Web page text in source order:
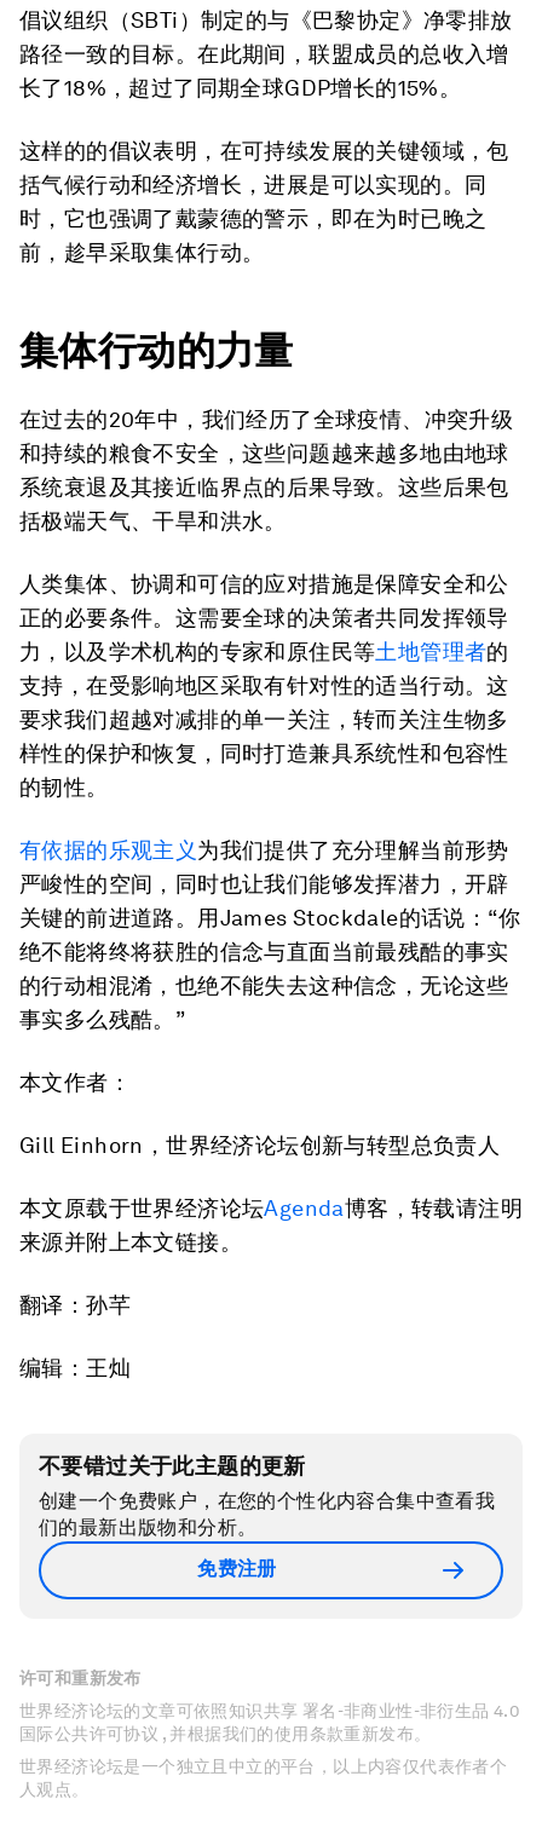
倡议组织（SBTi）制定的与《巴黎协定》净零排放
路径一致的目标。在此期间，联盟成员的总收入增
长了18%，超过了同期全球GDP增长的15%。
这样的的倡议表明，在可持续发展的关键领域，包
括气候行动和经济增长，进展是可以实现的。同
时，它也强调了戴蒙德的警示，即在为时已晚之
前，趁早采取集体行动。
集体行动的力量
在过去的20年中，我们经历了全球疫情、冲突升级
和持续的粮食不安全，这些问题越来越多地由地球
系统衰退及其接近临界点的后果导致。这些后果包
括极端天气、干旱和洪水。
人类集体、协调和可信的应对措施是保障安全和公
正的必要条件。这需要全球的决策者共同发挥领导
力，以及学术机构的专家和原住民等土地管理者的
支持，在受影响地区采取有针对性的适当行动。这
要求我们超越对减排的单一关注，转而关注生物多
样性的保护和恢复，同时打造兼具系统性和包容性
的韧性。
有依据的乐观主义为我们提供了充分理解当前形势
严峻性的空间，同时也让我们能够发挥潜力，开辟
关键的前进道路。用James Stockdale的话说：“你
绝不能将终将获胜的信念与直面当前最残酷的事实
的行动相混淆，也绝不能失去这种信念，无论这些
事实多么残酷。”
本文作者：
Gill Einhorn，世界经济论坛创新与转型总负责人
本文原载于世界经济论坛Agenda博客，转载请注明
来源并附上本文链接。
翻译：孙芊
编辑：王灿
不要错过关于此主题的更新
创建一个免费账户，在您的个性化内容合集中查看我
们的最新出版物和分析。
免费注册
许可和重新发布
世界经济论坛的文章可依照知识共享 署名-非商业性-非衍生品 4.0
国际公共许可协议 , 并根据我们的使用条款重新发布。
世界经济论坛是一个独立且中立的平台，以上内容仅代表作者个
人观点。